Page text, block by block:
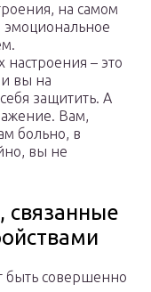
на самом
эмоциональное
настроения – это
вы на
защитить. А
Вам,
больно, в
вы не
связанные
быть совершенно